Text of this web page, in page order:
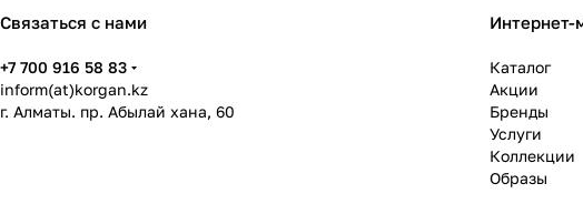
Связаться с нами
+7 700 916 58 83
inform(at)korgan.kz
г. Алматы. пр. Абылай хана, 60
Интернет-
Каталог
Акции
Бренды
Услуги
Коллекции
Образы